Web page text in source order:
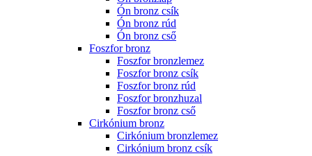
Ón bronz csík
Ón bronz rúd
Ón bronz cső
Foszfor bronz
Foszfor bronzlemez
Foszfor bronz csík
Foszfor bronz rúd
Foszfor bronzhuzal
Foszfor bronz cső
Cirkónium bronz
Cirkónium bronzlemez
Cirkónium bronz csík